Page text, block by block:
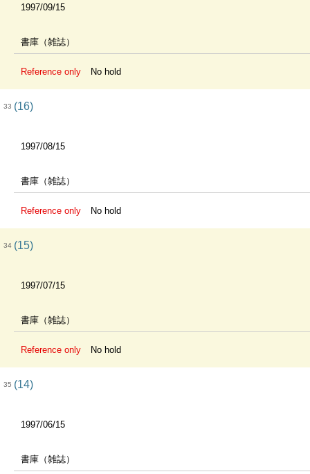
1997/09/15
書庫（雑誌）
Reference only No hold
33 (16)
1997/08/15
書庫（雑誌）
Reference only No hold
34 (15)
1997/07/15
書庫（雑誌）
Reference only No hold
35 (14)
1997/06/15
書庫（雑誌）